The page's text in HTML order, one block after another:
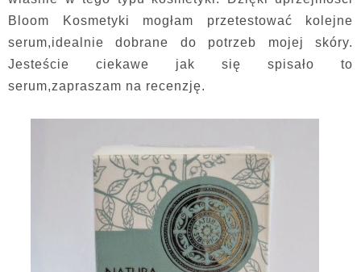
Bloom Kosmetyki mogłam przetestować kolejne
serum,idealnie dobrane do potrzeb mojej skóry.
Jesteście ciekawe jak się spisało to
serum,zapraszam na recenzję.